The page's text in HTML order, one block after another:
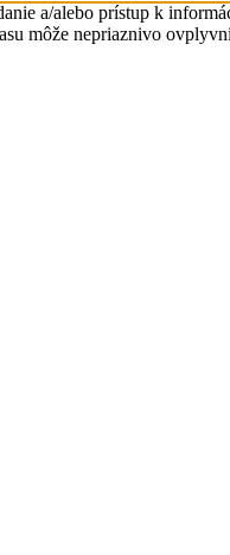
a/alebo prístup k
môže nepriaznivo